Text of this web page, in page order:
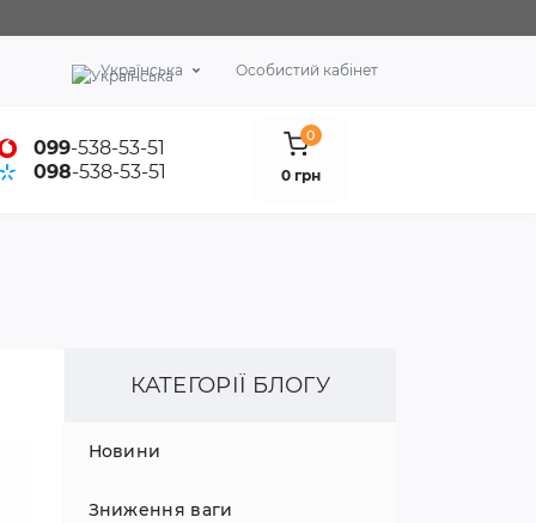
Українська Особистий кабінет
099-538-53-51
098-538-53-51
0
0 грн
КАТЕГОРІЇ БЛОГУ
Новини
Зниження ваги